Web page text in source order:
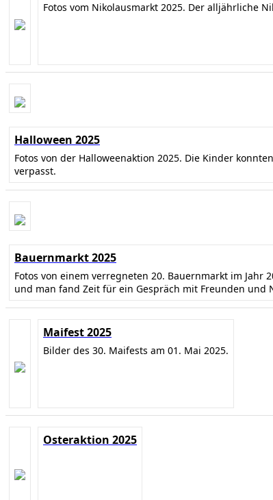
Fotos vom Nikolausmarkt 2025. Der alljährliche
Halloween 2025
Fotos von der Halloweenaktion 2025. Die Kinder
verpasst.
Bauernmarkt 2025
Fotos von einem verregneten 20. Bauernmarkt im Jahr
und man fand Zeit für ein Gespräch mit Freunden und
Maifest 2025
Bilder des 30. Maifests am 01. Mai 2025.
Osteraktion 2025